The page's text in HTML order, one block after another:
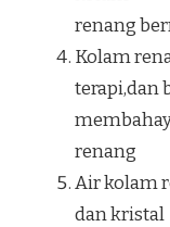
renang
Kolam
terapi,dan
renang
Air kolam
dan kristal